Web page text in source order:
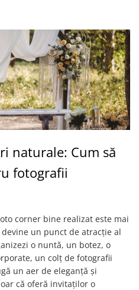
naturale: Cum să
fotografii
corner bine realizat este mai
un punct de atracție al
o nuntă, un botez, o
un colț de fotografii
un aer de eleganță și
că oferă invitaților o